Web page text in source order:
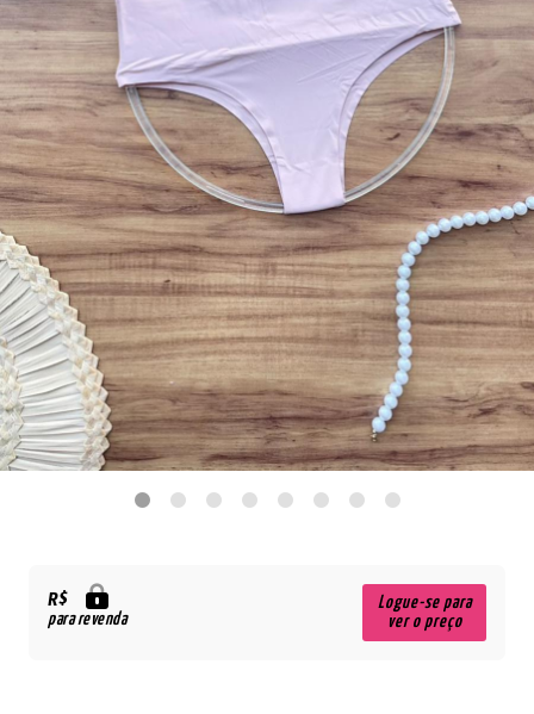
R$
para revenda
Logue-se para
ver o preço